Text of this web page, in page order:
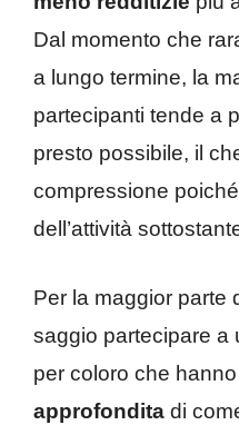
Dal momento che
a lungo termine, la
partecipanti tende a
presto possibile, il
compressione
dell’attività
Per la maggior parte
saggio partecipare a
per coloro che
approfondita di